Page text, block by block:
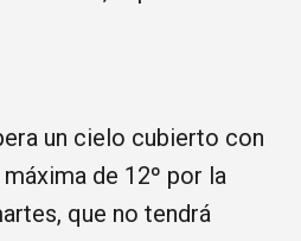
un cielo cubierto con
máxima de 12º por la
que no tendrá